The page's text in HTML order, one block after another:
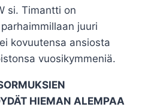
399,00€
si. Timantti on
juuri
kovuutensa ansiosta
vuosikymmeniä.
HIEMAN ALEMPAA